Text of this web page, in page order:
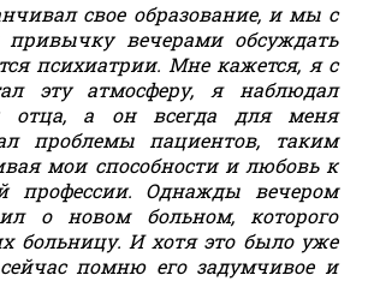
свое образование, и мы с
вечерами обсуждать
психиатрии. Мне кажется, я с
эту атмосферу, я наблюдал
отца, а он всегда для меня
проблемы пациентов, таким
мои способности и любовь к
профессии. Однажды вечером
о новом больном, которого
больницу. И хотя это было уже
помню его задумчивое и